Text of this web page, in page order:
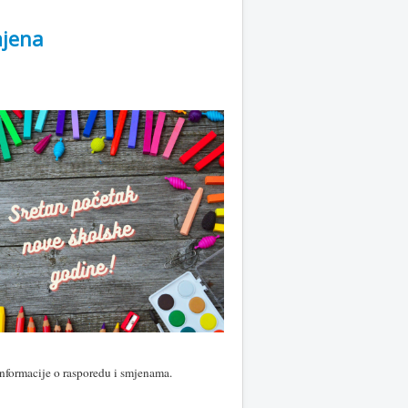
o rasporedu i smjenama.